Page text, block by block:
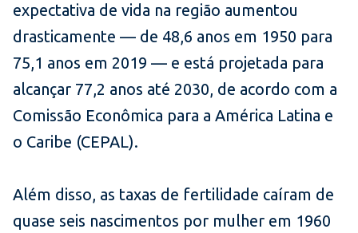
expectativa de vida na região aumentou
drasticamente — de 48,6 anos em 1950 para
75,1 anos em 2019 — e está projetada para
alcançar 77,2 anos até 2030, de acordo com a
Comissão Econômica para a América Latina e
o Caribe (CEPAL).
Além disso, as taxas de fertilidade caíram de
quase seis nascimentos por mulher em 1960